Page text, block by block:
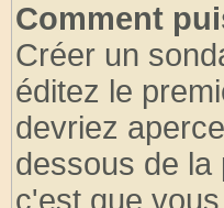
Comment
Créer un
éditez le
devriez
dessous de la
c'est que